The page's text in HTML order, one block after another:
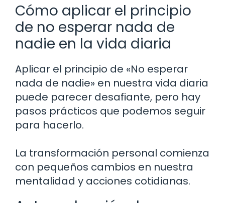
Cómo aplicar el principio
de no esperar nada de
nadie en la vida diaria
Aplicar el principio de «No esperar
nada de nadie» en nuestra vida diaria
puede parecer desafiante, pero hay
pasos prácticos que podemos seguir
para hacerlo.
La transformación personal comienza
con pequeños cambios en nuestra
mentalidad y acciones cotidianas.